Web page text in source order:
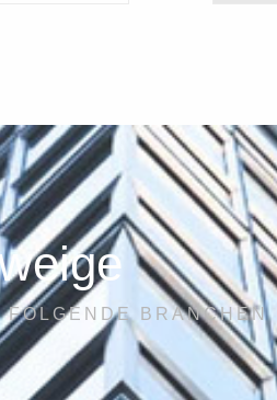
BRANCHEN